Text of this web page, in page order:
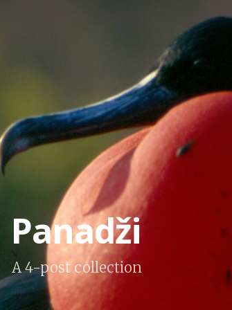
Panadži
A 4-post collection